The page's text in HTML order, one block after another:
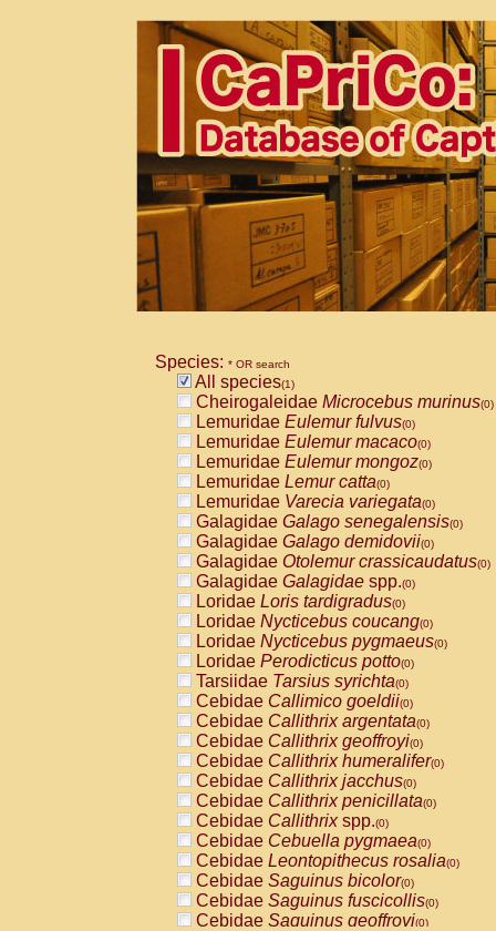
Species: * OR search
All species(1)
Cheirogaleidae Microcebus murinus(0)
Lemuridae Eulemur fulvus(0)
Lemuridae Eulemur macaco(0)
Lemuridae Eulemur mongoz(0)
Lemuridae Lemur catta(0)
Lemuridae Varecia variegata(0)
Galagidae Galago senegalensis(0)
Galagidae Galago demidovii(0)
Galagidae Otolemur crassicaudatus(0)
Galagidae Galagidae spp.(0)
Loridae Loris tardigradus(0)
Loridae Nycticebus coucang(0)
Loridae Nycticebus pygmaeus(0)
Loridae Perodicticus potto(0)
Tarsiidae Tarsius syrichta(0)
Cebidae Callimico goeldii(0)
Cebidae Callithrix argentata(0)
Cebidae Callithrix geoffroyi(0)
Cebidae Callithrix humeralifer(0)
Cebidae Callithrix jacchus(0)
Cebidae Callithrix penicillata(0)
Cebidae Callithrixspp.(0)
Cebidae Cebuella pygmaea(0)
Cebidae Leontopithecus rosalia(0)
Cebidae Saguinus bicolor(0)
Cebidae Saguinus fuscicollis(0)
Cebidae Saguinus geoffroyi(0)